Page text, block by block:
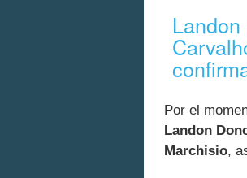
Por el
Landon
Marchisio,